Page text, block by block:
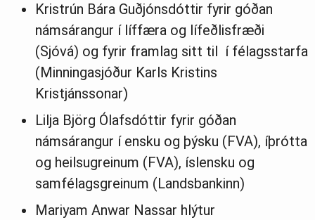
Kristrún Bára Guðjónsdóttir fyrir góðan
námsárangur í líffæra og lífeðlisfræði
(Sjóvá) og fyrir framlag sitt til í félagsstarfa
(Minningasjóður Karls Kristins
Kristjánssonar)
Lilja Björg Ólafsdóttir fyrir góðan
námsárangur í ensku og þýsku (FVA), íþrótta
og heilsugreinum (FVA), íslensku og
samfélagsgreinum (Landsbankinn)
Mariyam Anwar Nassar hlýtur